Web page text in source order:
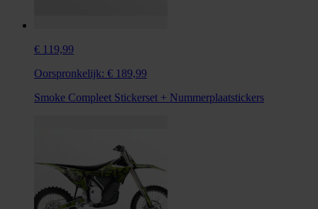
€ 119,99
Oorspronkelijk: € 189,99
Smoke Compleet Stickerset + Nummerplaatstickers